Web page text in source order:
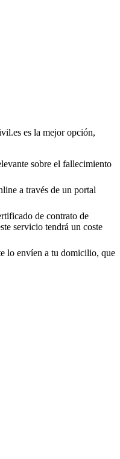
es la mejor opción,
sobre el fallecimiento
a través de un portal
de contrato de
servicio tendrá un coste
lo envíen a tu domicilio, que